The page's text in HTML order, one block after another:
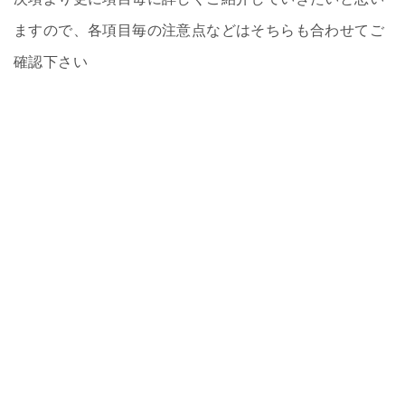
ますので、各項目毎の注意点などはそちらも合わせてご
確認下さい